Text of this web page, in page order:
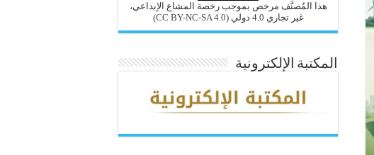
هذا المُصنَّف مرخص بموجب رخصة المشاع الإبداعي،
غير تجاري 4.0 دولي
(CC BY-NC-SA 4.0)
المكتبة الإلكترونية